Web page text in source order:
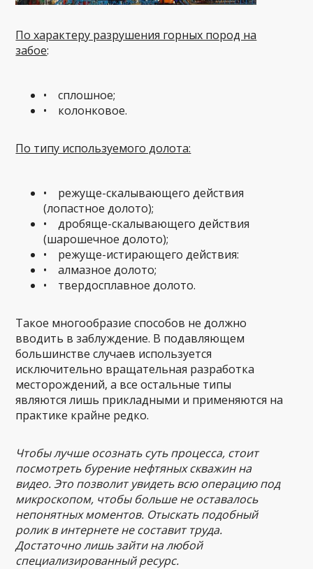
По характеру разрушения горных пород на
забое:
• сплошное;
• колонковое.
По типу используемого долота:
• режуще-скалывающего действия
(лопастное долото);
• дробяще-скалывающего действия
(шарошечное долото);
• режуще-истирающего действия:
• алмазное долото;
• твердосплавное долото.
Такое многообразие способов не должно
вводить в заблуждение. В подавляющем
большинстве случаев используется
исключительно вращательная разработка
месторождений, а все остальные типы
являются лишь прикладными и применяются на
практике крайне редко.
Чтобы лучше осознать суть процесса, стоит
посмотреть бурение нефтяных скважин на
видео. Это позволит увидеть всю операцию под
микроскопом, чтобы больше не оставалось
непонятных моментов. Отыскать подобный
ролик в интернете не составит труда.
Достаточно лишь зайти на любой
специализированный ресурс.